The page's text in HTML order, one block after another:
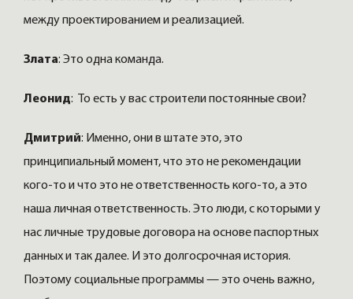
между проектированием и реализацией.
Злата: Это одна команда.
Леонид: То есть у вас строители постоянные свои?
Дмитрий: Именно, они в штате это, это
принципиальный момент, что это не рекомендации
кого-то и что это не ответственность кого-то, а это
наша личная ответственность. Это люди, с которыми у
нас личные трудовые договора на основе паспортных
данных и так далее. И это долгосрочная история.
Поэтому социальные программы — это очень важно,